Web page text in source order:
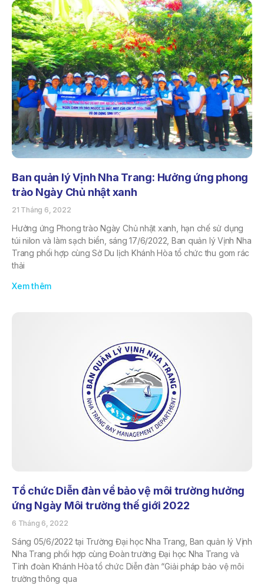
Ban quản lý Vịnh Nha Trang: Hưởng ứng phong
trào Ngày Chủ nhật xanh
21 Tháng 6, 2022
Hưởng ứng Phong trào Ngày Chủ nhật xanh, hạn chế sử dụng
túi nilon và làm sạch biển, sáng 17/6/2022, Ban quản lý Vịnh Nha
Trang phối hợp cùng Sở Du lịch Khánh Hòa tổ chức thu gom rác
thải
Xem thêm
Tổ chức Diễn đàn về bảo vệ môi trường hưởng
ứng Ngày Môi trường thế giới 2022
6 Tháng 6, 2022
Sáng 05/6/2022 tại Trường Đại học Nha Trang, Ban quản lý Vịnh
Nha Trang phối hợp cùng Đoàn trường Đại học Nha Trang và
Tỉnh đoàn Khánh Hòa tổ chức Diễn đàn “Giải pháp bảo vệ môi
trường thông qua